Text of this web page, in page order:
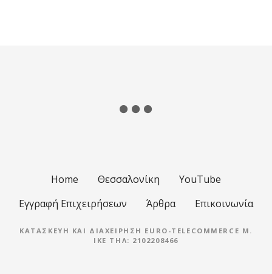
Home Θεσσαλονίκη
YouTube
Εγγραφή Επιχειρήσεων
Άρθρα Επικοινωνία
ΚΑΤΑΣΚΕΥΉ ΚΑΙ ΔΙΑΧΕΊΡΗΣΗ EURO-TELECOMMERCE M.
IKE ΤΗΛ: 2102208466